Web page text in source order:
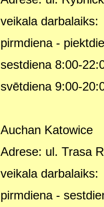
veikala darbalaiks:
pirmdiena -
sestdiena 8:00-
svētdiena 9:00-
Auchan Katowice
Adrese: ul. Trasa
veikala darbalaiks:
pirmdiena -